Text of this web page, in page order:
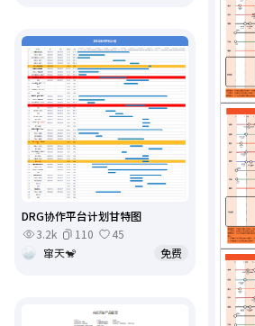
DRG协作平台计划甘特图
3.2k
110
45
窜天🐒
免费